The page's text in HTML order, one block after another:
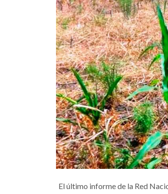
El último informe de la Red